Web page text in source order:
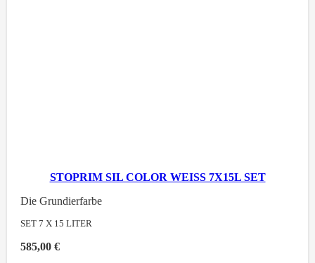
STOPRIM SIL COLOR WEISS 7X15L SET
Die Grundierfarbe
SET 7 X 15 LITER
585,00€